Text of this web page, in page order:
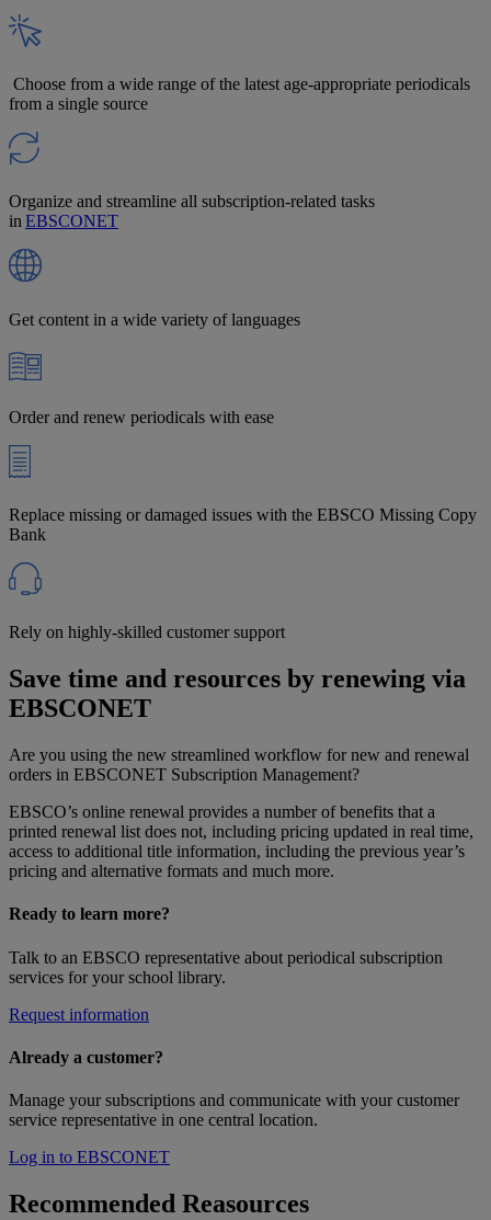
Choose from a wide range of the latest age-appropriate periodicals
from a single source
Organize and streamline all subscription-related tasks
in EBSCONET
Get content in a wide variety of languages
Order and renew periodicals with ease
Replace missing or damaged issues with the EBSCO Missing Copy
Bank
Rely on highly-skilled customer support
Save time and resources by renewing via
EBSCONET
Are you using the new streamlined workflow for new and renewal
orders in EBSCONET Subscription Management?
EBSCO’s online renewal provides a number of benefits that a
printed renewal list does not, including pricing updated in real time,
access to additional title information, including the previous year’s
pricing and alternative formats and much more.
Ready to learn more?
Talk to an EBSCO representative about periodical subscription
services for your school library.
Request information
Already a customer?
Manage your subscriptions and communicate with your customer
service representative in one central location.
Log in to EBSCONET
Recommended Reasources